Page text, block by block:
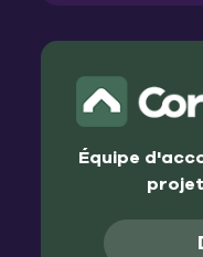
Équipe